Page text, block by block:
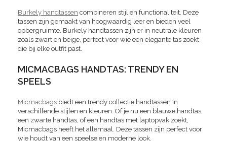
Burkely handtassen combineren stijl en functionaliteit. Deze
tassen zijn gemaakt van hoogwaardig leer en bieden veel
opbergruimte. Burkely handtassen zijn er in neutrale kleuren
zoals zwart en beige, perfect voor wie een elegante tas zoekt
die bij elke outfit past.
MICMACBAGS HANDTAS: TRENDY EN
SPEELS
Micmacbags biedt een trendy collectie handtassen in
verschillende stijlen en kleuren. Of je nu een blauwe handtas,
een zwarte handtas, of een handtas met laptopvak zoekt,
Micmacbags heeft het allemaal. Deze tassen zijn perfect voor
wie houdt van een speelse en moderne look.